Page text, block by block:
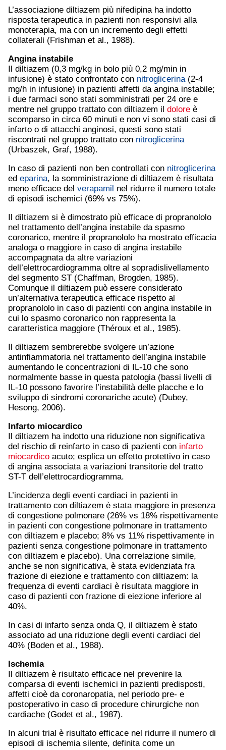
L’associazione diltiazem più nifedipina ha indotto
risposta terapeutica in pazienti non responsivi alla
monoterapia, ma con un incremento degli effetti
collaterali (Frishman et al., 1988).
Angina instabile
Il diltiazem (0,3 mg/kg in bolo più 0,2 mg/min in
infusione) è stato confrontato con nitroglicerina(2-4
mg/h in infusione) in pazienti affetti da angina instabile;
i due farmaci sono stati somministrati per 24 ore e
mentre nel gruppo trattato con diltiazem il dolore è
scomparso in circa 60 minuti e non vi sono stati casi di
infarto o di attacchi anginosi, questi sono stati
riscontrati nel gruppo trattato con nitroglicerina
(Urbaszek, Graf, 1988).
In caso di pazienti non ben controllati con nitroglicerina
ed eparina, la somministrazione di diltiazem è risultata
meno efficace del verapamil nel ridurre il numero totale
di episodi ischemici (69% vs 75%).
Il diltiazem si è dimostrato più efficace di propranololo
nel trattamento dell’angina instabile da spasmo
coronarico, mentre il propranololo ha mostrato efficacia
analoga o maggiore in caso di angina instabile
accompagnata da altre variazioni
dell’elettrocardiogramma oltre al sopradislivellamento
del segmento ST (Chaffman, Brogden, 1985).
Comunque il diltiazem può essere considerato
un’alternativa terapeutica efficace rispetto al
propranololo in caso di pazienti con angina instabile in
cui lo spasmo coronarico non rappresenta la
caratteristica maggiore (Théroux et al., 1985).
Il diltiazem sembrerebbe svolgere un’azione
antinfiammatoria nel trattamento dell’angina instabile
aumentando le concentrazioni di IL-10 che sono
normalmente basse in questa patologia (bassi livelli di
IL-10 possono favorire l’instabilità delle placche e lo
sviluppo di sindromi coronariche acute) (Dubey,
Hesong, 2006).
Infarto miocardico
Il diltiazem ha indotto una riduzione non significativa
del rischio di reinfarto in caso di pazienti con infarto
miocardico acuto; esplica un effetto protettivo in caso
di angina associata a variazioni transitorie del tratto
ST-T dell’elettrocardiogramma.
L’incidenza degli eventi cardiaci in pazienti in
trattamento con diltiazem è stata maggiore in presenza
di congestione polmonare (26% vs 18% rispettivamente
in pazienti con congestione polmonare in trattamento
con diltiazem e placebo; 8% vs 11% rispettivamente in
pazienti senza congestione polmonare in trattamento
con diltiazem e placebo). Una correlazione simile,
anche se non significativa, è stata evidenziata fra
frazione di eiezione e trattamento con diltiazem: la
frequenza di eventi cardiaci è risultata maggiore in
caso di pazienti con frazione di eiezione inferiore al
40%.
In casi di infarto senza onda Q, il diltiazem è stato
associato ad una riduzione degli eventi cardiaci del
40% (Boden et al., 1988).
Ischemia
Il diltiazem è risultato efficace nel prevenire la
comparsa di eventi ischemici in pazienti predisposti,
affetti cioè da coronaropatia, nel periodo pre- e
postoperativo in caso di procedure chirurgiche non
cardiache (Godet et al., 1987).
In alcuni trial è risultato efficace nel ridurre il numero di
episodi di ischemia silente, definita come un